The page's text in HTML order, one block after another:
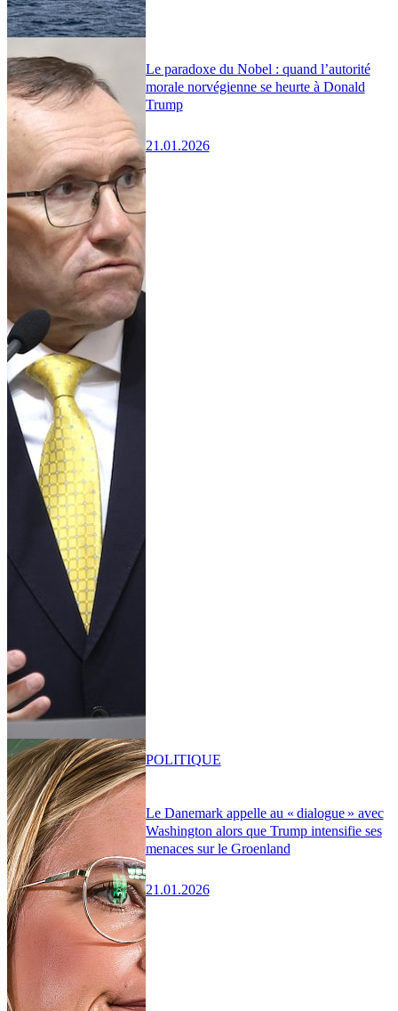
Le paradoxe du Nobel : quand l’autorité
morale norvégienne se heurte à Donald
Trump
21.01.2026
Le Danemark appelle au « dialogue » avec
Washington alors que Trump intensifie ses
menaces sur le Groenland
21.01.2026
POLITIQUE